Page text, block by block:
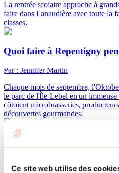
Ce site web utilise des
La rentrée scolaire approche à
faire dans Lanaudière avec toute la
classes.
Quoi faire à Repentigny
Par : Jennifer Martin
Chaque mois de septembre,
le parc de l'Île-Lebel en un immense
côtoient microbrasseries,
découvertes gourmandes.
Consulter tous les articles
1 800 363-2788